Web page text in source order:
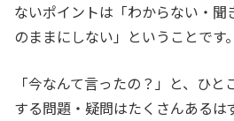
ないポイントは「わからない・聞
のままにしない」ということです。
「今なんて言ったの？」と、ひ
する問題・疑問はたくさんあるは